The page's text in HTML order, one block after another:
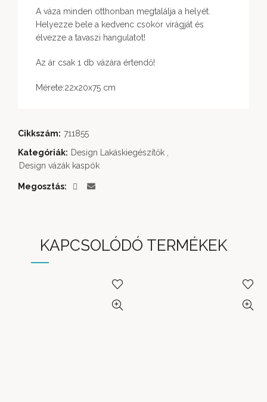
A váza minden otthonban megtalálja a helyét.
Helyezze bele a kedvenc csokor virágját és
élvezze a tavaszi hangulatot!
Az ár csak 1 db vázára értendő!
Mérete:22x20x75 cm
Cikkszám: 711855
Kategóriák: Design Lakáskiegészítők
Design vázák kaspók
Megosztás
KAPCSOLÓDÓ TERMÉKEK